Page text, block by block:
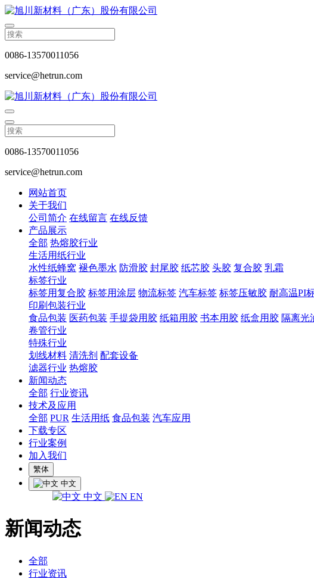
0086-13570011056
service@hetrun.com
0086-13570011056
service@hetrun.com
网站首页
关于我们
公司简介 在线留言 在线反馈
产品展示
全部 热熔胶行业
生活用纸行业
水性纸蜂窝 褪色墨水 防滑胶 封尾胶 纸芯胶 头胶 复合胶 乳霜
标签行业
标签用复合胶 标签用涂层 物流标签 汽车标签 标签压敏胶 耐高温PI
印刷包装行业
食品包装 医药包装 手提袋用胶 纸箱用胶 书本用胶 纸盒用胶 隔离光
卷管行业
特殊行业
划线材料 清洗剂 配套设备
滤器行业 热熔胶
新闻动态
全部 行业资讯
技术及应用
全部 PUR 生活用纸 食品包装 汽车应用
下载专区
行业案例
加入我们
繁体
中文
中文 EN
新闻动态
全部
行业资讯